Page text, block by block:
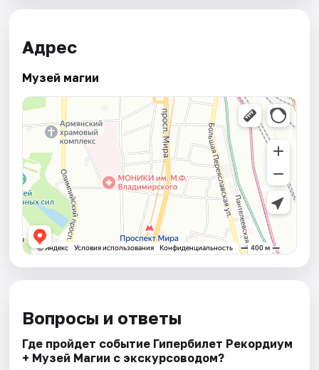
Адрес
Музей магии
Вопросы и ответы
Где пройдет событие Гипербилет Рекордиум
+ Музей Магии с экскурсоводом?